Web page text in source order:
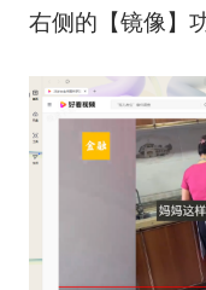
右侧的【镜像】